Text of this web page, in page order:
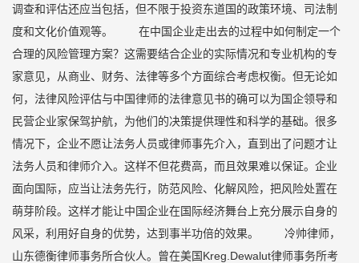
调查和评估还应当包括，但不限于投资东道国的政策环境、司法制
度和文化价值观等。 在中国企业走出去的过程中如何制定一个
合理的风险管理方案？这需要结合企业的实际情况和专业机构的专
家意见，从商业、财务、法律等多个方面综合考虑权衡。但无论如
何，法律风险评估与中国律师的法律意见书的确可以为国企领导和
民营企业家保驾护航，为他们的决策提供理性和科学的基础。很多
情况下，企业不愿让法务人员或律师事先介入，直到出了问题才让
法务人员和律师介入。这样不但花费高，而且效果难以保证。企业
面向国际，应当让法务先行，防范风险、化解风险，把风险处置在
萌芽阶段。这样才能让中国企业在国际经济舞台上充分展示自身的
风采，利用好自身的优势，达到事半功倍的效果。 冷帅律师，
山东德衡律师事务所合伙人。曾在美国Kreg.Dewalut律师事务所考